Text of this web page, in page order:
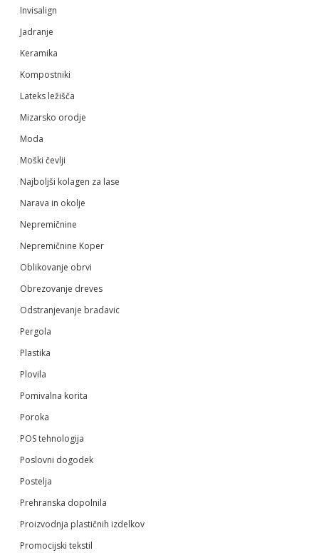
Invisalign
Jadranje
Keramika
Kompostniki
Lateks ležišča
Mizarsko orodje
Moda
Moški čevlji
Najboljši kolagen za lase
Narava in okolje
Nepremičnine
Nepremičnine Koper
Oblikovanje obrvi
Obrezovanje dreves
Odstranjevanje bradavic
Pergola
Plastika
Plovila
Pomivalna korita
Poroka
POS tehnologija
Poslovni dogodek
Postelja
Prehranska dopolnila
Proizvodnja plastičnih izdelkov
Promocijski tekstil